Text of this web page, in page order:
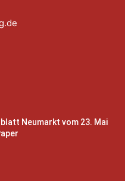
Neumarkt vom 23. Mai